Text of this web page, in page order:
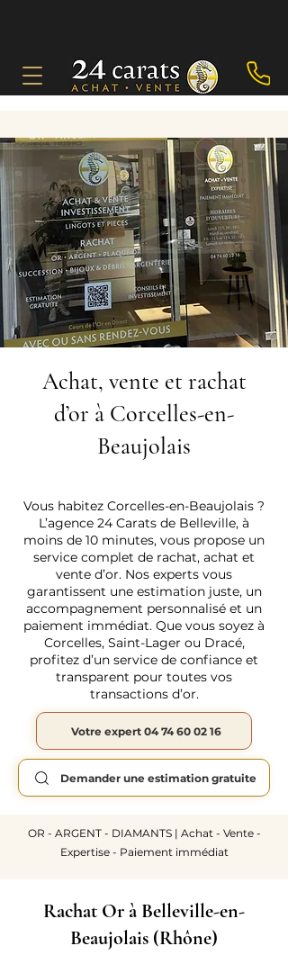
Achat, vente et rachat
d’or à Corcelles-en-
Beaujolais
Vous habitez Corcelles-en-Beaujolais ?
L’agence 24 Carats de Belleville, à
moins de 10 minutes, vous propose un
service complet de rachat, achat et
vente d’or. Nos experts vous
garantissent une estimation juste, un
accompagnement personnalisé et un
paiement immédiat. Que vous soyez à
Corcelles, Saint-Lager ou Dracé,
profitez d’un service de confiance et
transparent pour toutes vos
transactions d’or.
Votre expert 04 74 60 02 16
Demander une estimation gratuite
OR - ARGENT - DIAMANTS | Achat - Vente -
Expertise - Paiement immédiat
Rachat Or à Belleville-en-
Beaujolais (Rhône)